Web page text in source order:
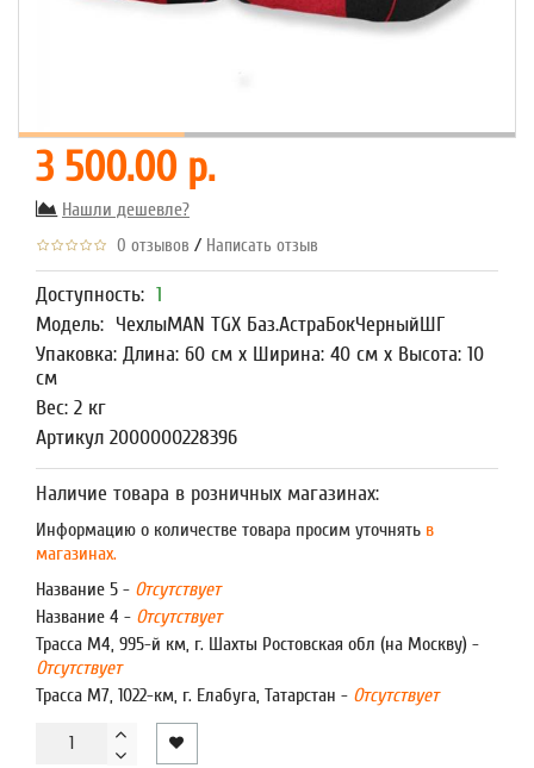
3 500.00 р.
Нашли дешевле?
0 отзывов / Написать отзыв
Доступность: 1
Модель: ЧехлыMAN TGX Баз.АстраБокЧерныйШГ
Упаковка: Длина: 60 см x Ширина: 40 см x Высота: 10
см
Вес: 2 кг
Артикул 2000000228396
Наличие товара в розничных магазинах:
Информацию о количестве товара просим уточнять в
магазинах.
Название 5 - Отсутствует
Название 4 - Отсутствует
Трасса М4, 995-й км, г. Шахты Ростовская обл (на Москву) -
Отсутствует
Трасса М7, 1022-км, г. Елабуга, Татарстан - Отсутствует